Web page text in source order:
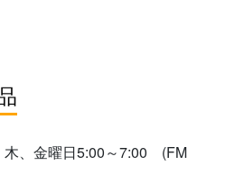
木、金曜日5:00～7:00 (FM